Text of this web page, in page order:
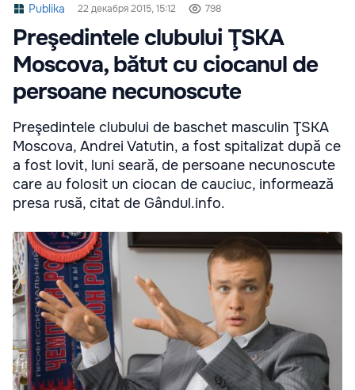
Publika 22 декабря 2015, 15:12 798
Preşedintele clubului ŢSKA
Moscova, bătut cu ciocanul de
persoane necunoscute
Preşedintele clubului de baschet masculin ŢSKA
Moscova, Andrei Vatutin, a fost spitalizat după ce
a fost lovit, luni seară, de persoane necunoscute
care au folosit un ciocan de cauciuc, informează
presa rusă, citat de Gândul.info.